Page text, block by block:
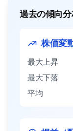
過去の傾向
株価変
最大上昇
最大下落
平均